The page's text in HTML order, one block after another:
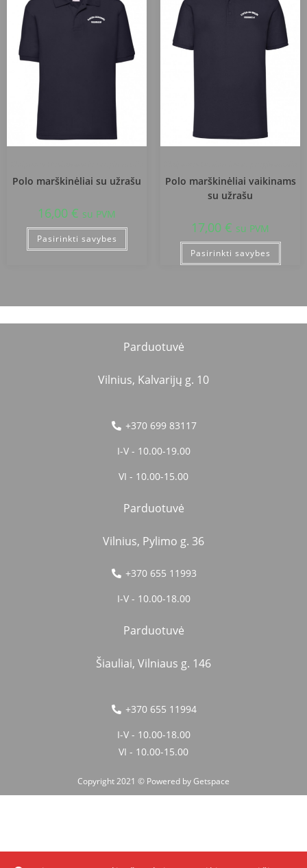
Polo marškinėliai su užrašu
16,00 € su PVM
Pasirinkti savybes
Polo marškinėliai vaikinams
su užrašu
17,00 € su PVM
Pasirinkti savybes
Parduotuvė
Vilnius, Kalvarijų g. 10
+370 699 83117
I-V - 10.00-19.00
VI - 10.00-15.00
Parduotuvė
Vilnius, Pylimo g. 36
+370 655 11993
I-V - 10.00-18.00
Parduotuvė
Šiauliai, Vilniaus g. 146
+370 655 11994
I-V - 10.00-18.00
VI - 10.00-15.00
Copyright 2021 © Powered byGetspace